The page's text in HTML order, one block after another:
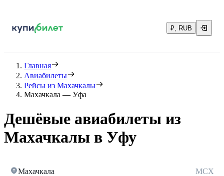
₽, RUB
Главная
Авиабилеты
Рейсы из Махачкалы
Махачкала — Уфа
Дешёвые авиабилеты из
Махачкалы в Уфу
Махачкала MCX